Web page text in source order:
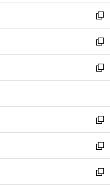
く
ウ
で
開
く
ン
ド
ウ
で
開
く
ウ
ィ
ン
ド
ウ
で
開
し
い
ウ
ィ
ン
ド
ウ
開
く
新
し
い
ウ
ィ
ン
ウ
で
開
く
新
し
い
ウ
ン
ド
ウ
で
開
く
新
し
ウ
ィ
ン
ド
ウ
で
開
新
し
い
ウ
ィ
ン
新
し
い
新